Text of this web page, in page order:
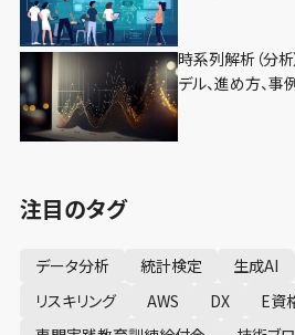
時系列解析（分析
デル、進め方、事
注目のタグ
データ分析 統計検定 生成AI
リスキリング
AWS DX E資